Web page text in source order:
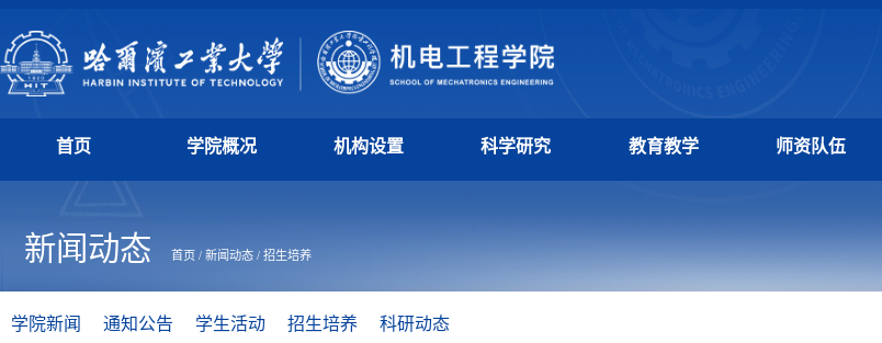
首页 学院概况 机构设置 科学研究 教育教学 师资队伍
新闻动态 首页 / 新闻动态 / 招生培养
学院新闻 通知公告 学生活动 招生培养 科研动态